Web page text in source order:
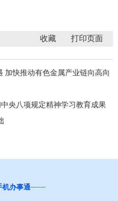
收藏
加快推动有色金属产业链向高向
央八项规定精神学习教育成果